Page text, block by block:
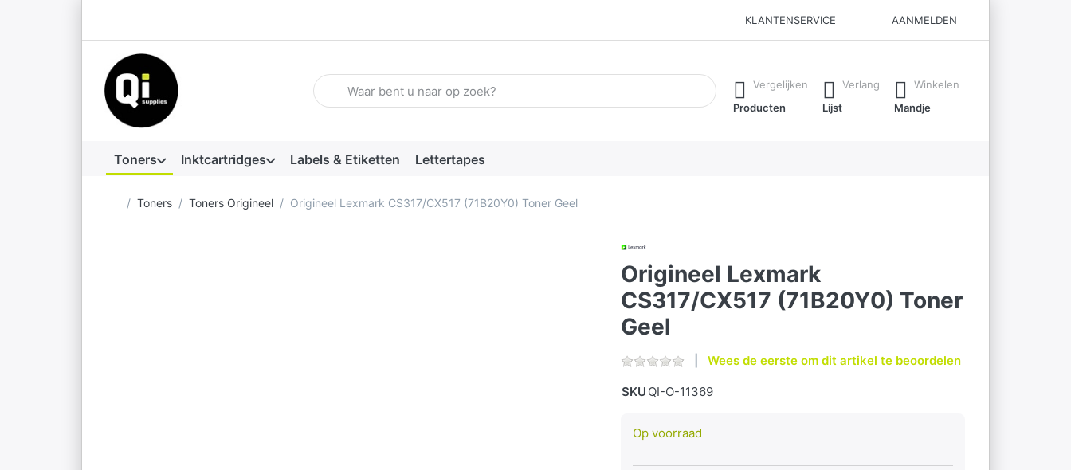
KLANTENSERVICE AANMELDEN
Voer een zoekterm in. De eerste resultaten verschijnen automatisch terwijl je typt. Druk op de Enter-toets om alle resultaten op te
Vergelijken
Producten
Verlang
Lijst
Winkelen
Mandje
Toners Inktcartridges Labels & Etiketten Lettertapes
Startpagina
Toners Toners Origineel Origineel Lexmark CS317/CX517 (71B20Y0) Toner Geel
Origineel Lexmark
CS317/CX517 (71B20Y0) Toner
Geel
Wees de eerste om dit artikel te beoordelen
SKU QI-O-11369
Op voorraad